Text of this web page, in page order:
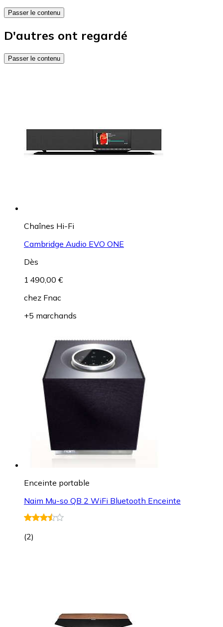
Passer le contenu
D'autres ont regardé
Passer le contenu
Chaînes Hi-Fi
Cambridge Audio EVO ONE
Dès
1 490,00 €
chez Fnac
+5 marchands
Enceinte portable
Naim Mu-so QB 2 WiFi Bluetooth Enceinte
(2)